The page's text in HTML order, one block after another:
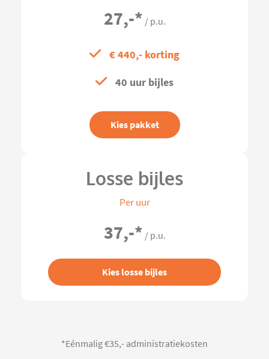
27,-* / p.u.
€ 440,- korting
40 uur bijles
Kies pakket
Losse bijles
Per uur
37,-* / p.u.
Kies losse bijles
*Eénmalig €35,- administratiekosten